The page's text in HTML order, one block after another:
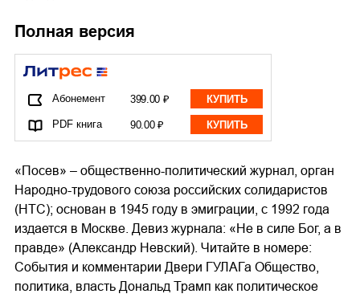
Полная версия
Абонемент 399.00 ₽ КУПИТЬ
PDF книга 90.00 ₽ КУПИТЬ
«Посев» – общественно-политический журнал, орган
Народно-трудового союза российских солидаристов
(НТС); основан в 1945 году в эмиграции, с 1992 года
издается в Москве. Девиз журнала: «Не в силе Бог, а в
правде» (Александр Невский). Читайте в номере:
События и комментарии Двери ГУЛАГа Общество,
политика, власть Дональд Трамп как политическое